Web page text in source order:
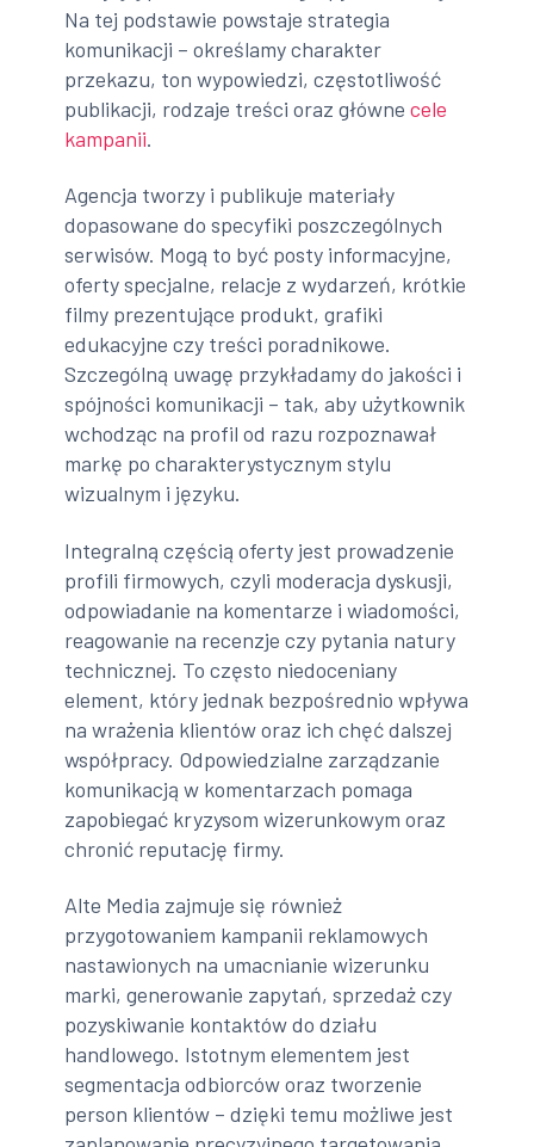
Na tej podstawie powstaje strategia
komunikacji – określamy charakter
przekazu, ton wypowiedzi, częstotliwość
publikacji, rodzaje treści oraz głównecele
kampanii.
Agencja tworzy i publikuje materiały
dopasowane do specyfiki poszczególnych
serwisów. Mogą to być posty informacyjne,
oferty specjalne, relacje z wydarzeń, krótkie
filmy prezentujące produkt, grafiki
edukacyjne czy treści poradnikowe.
Szczególną uwagę przykładamy do jakości i
spójności komunikacji – tak, aby użytkownik
wchodząc na profil od razu rozpoznawał
markę po charakterystycznym stylu
wizualnym i języku.
Integralną częścią oferty jest prowadzenie
profili firmowych, czyli moderacja dyskusji,
odpowiadanie na komentarze i wiadomości,
reagowanie na recenzje czy pytania natury
technicznej. To często niedoceniany
element, który jednak bezpośrednio wpływa
na wrażenia klientów oraz ich chęć dalszej
współpracy. Odpowiedzialne zarządzanie
komunikacją w komentarzach pomaga
zapobiegać kryzysom wizerunkowym oraz
chronić reputację firmy.
Alte Media zajmuje się również
przygotowaniem kampanii reklamowych
nastawionych na umacnianie wizerunku
marki, generowanie zapytań, sprzedaż czy
pozyskiwanie kontaktów do działu
handlowego. Istotnym elementem jest
segmentacja odbiorców oraz tworzenie
person klientów – dzięki temu możliwe jest